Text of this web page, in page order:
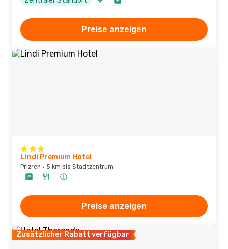
Preise anzeigen
Lindi Premium Hotel
Prizren · 5 km bis Stadtzentrum
Preise anzeigen
Zusätzlicher Rabatt verfügbar